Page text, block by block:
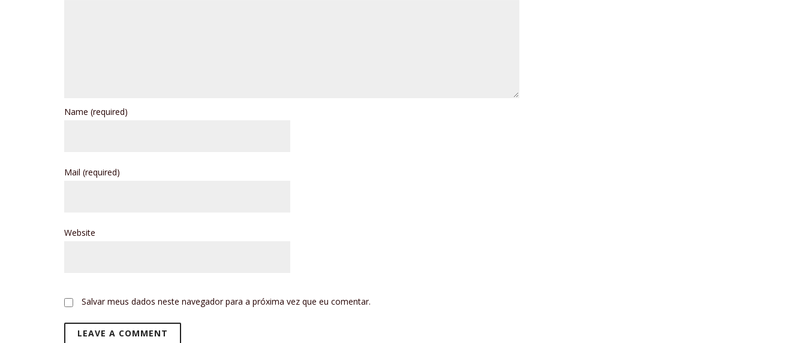
Name (required)
Mail (required)
Website
Salvar meus dados neste navegador para a próxima vez que eu comentar.